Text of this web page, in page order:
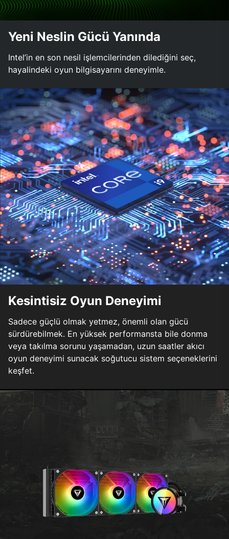
Yeni Neslin Gücü Yanında
Intel’in en son nesil işlemcilerinden dilediğini seç,
hayalindeki oyun bilgisayarını deneyimle.
Kesintisiz Oyun Deneyimi
Sadece güçlü olmak yetmez, önemli olan gücü
sürdürebilmek. En yüksek performansta bile donma
veya takılma sorunu yaşamadan, uzun saatler akıcı
oyun deneyimi sunacak soğutucu sistem seçeneklerini
keşfet.